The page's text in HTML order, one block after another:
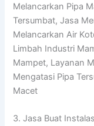
Melancarkan Pipa
Tersumbat, Jasa
Melancarkan Air
Limbah Industri
Mampet, Layanan
Mengatasi Pipa
Macet
3. Jasa Buat